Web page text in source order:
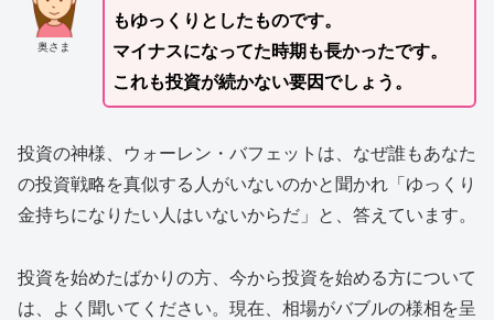
奥さま
もゆっくりとしたものです。
マイナスになってた時期も長かったです。
これも投資が続かない要因でしょう。
投資の神様、ウォーレン・バフェットは、なぜ誰もあなた
の投資戦略を真似する人がいないのかと聞かれ「ゆっくり
金持ちになりたい人はいないからだ」と、答えています。
投資を始めたばかりの方、今から投資を始める方について
は、よく聞いてください。現在、相場がバブルの様相を呈